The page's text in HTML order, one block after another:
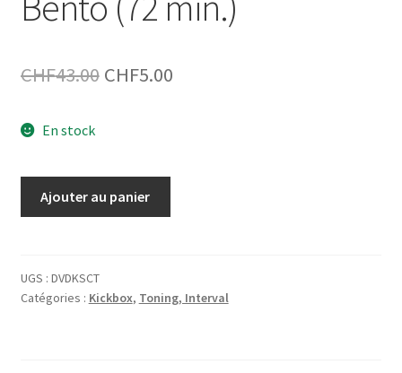
CHF43.00 Le
était :
CHF43.00.
CHF5.00Le
En stock
Surge
&
Ajouter au panier
UGS : DVDKSCT
Catégories : Kickbox, Toning, Interval